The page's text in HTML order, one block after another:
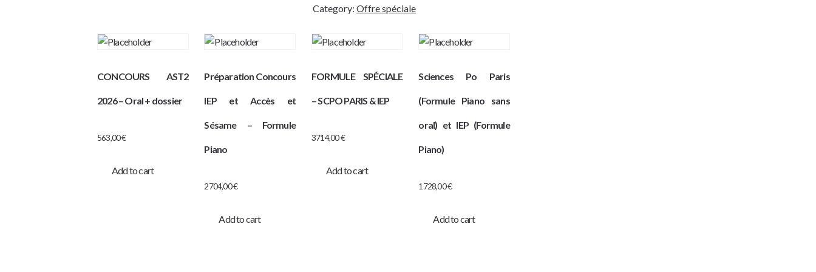
ingénieurs
mathématiques
quantity
Category: Offre spéciale
CONCOURS AST2
2026 – Oral + dossier
563,00€
Add to cart
Préparation Concours
IEP et Accès et
Sésame – Formule
Piano
2704,00€
Add to cart
FORMULE SPÉCIALE
– SCPO PARIS & IEP
3714,00€
Add to cart
Sciences Po Paris
(Formule Piano sans
oral) et IEP (Formule
Piano)
1728,00€
Add to cart